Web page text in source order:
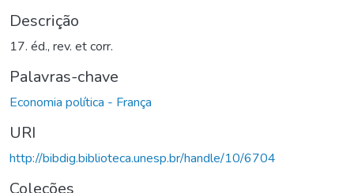
Descrição
17. éd., rev. et corr.
Palavras-chave
Economia política - França
URI
http://bibdig.biblioteca.unesp.br/handle/10/6704
Coleções